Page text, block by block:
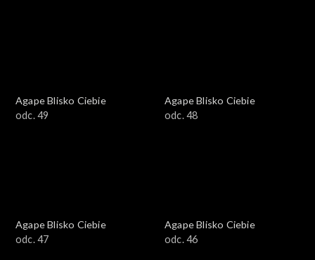
Agape Blisko Ciebie
odc. 49
Agape Blisko Ciebie
odc. 48
Agape Blisko Ciebie
odc. 47
Agape Blisko Ciebie
odc. 46